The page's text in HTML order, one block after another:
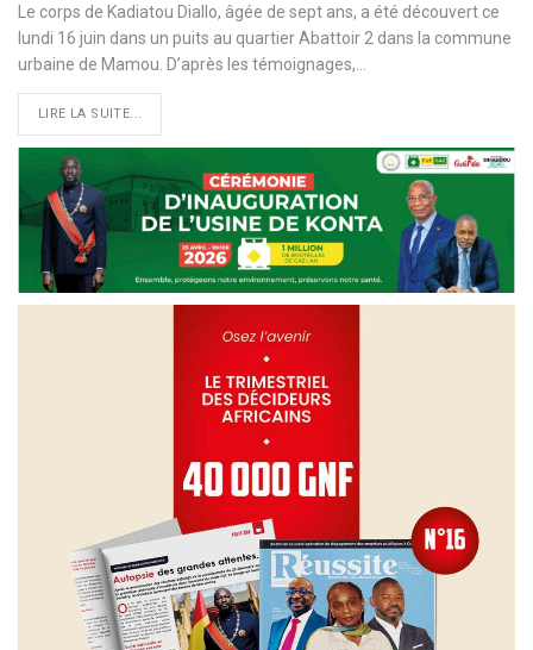
Le corps de Kadiatou Diallo, âgée de sept ans, a été découvert ce
lundi 16 juin dans un puits au quartier Abattoir 2 dans la commune
urbaine de Mamou. D’après les témoignages,…
LIRE LA SUITE...